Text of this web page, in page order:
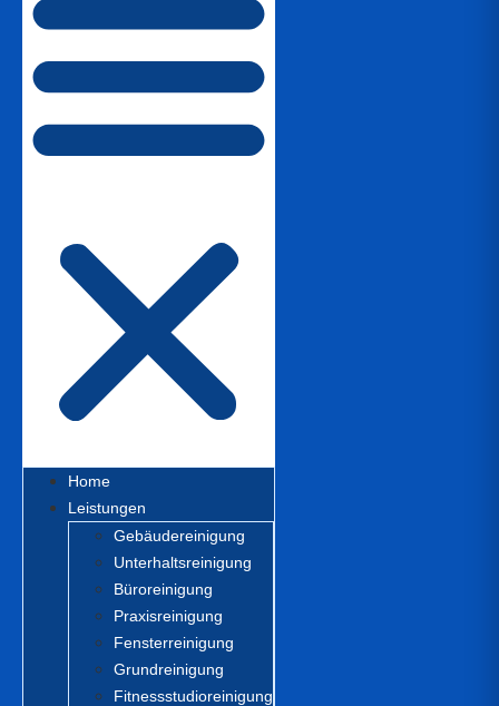
Home
Leistungen
Gebäudereinigung
Unterhaltsreinigung
Büroreinigung
Praxisreinigung
Fensterreinigung
Grundreinigung
Fitnessstudioreinigung